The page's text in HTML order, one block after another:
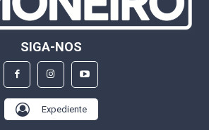
SIGA-NOS
Expediente